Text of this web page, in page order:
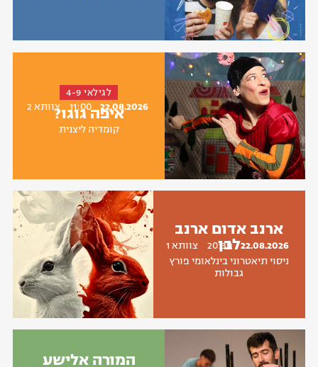
לגילאי 4-9
איפה גוגו?
קומדיה ליצנית
22.08.2026
11:00 צוותא 2
ארנב אדום ארנב
לבן
ניסוי תיאטרוני בינלאומי פורץ
גבולות
22.08.2026
20:30 צוותא 1
המורה אלישע